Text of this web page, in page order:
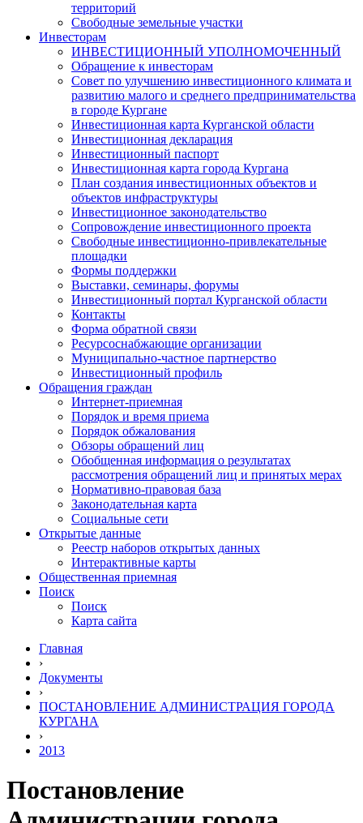
территорий
Свободные земельные участки
Инвесторам
ИНВЕСТИЦИОННЫЙ УПОЛНОМОЧЕННЫЙ
Обращение к инвесторам
Совет по улучшению инвестиционного климата и
развитию малого и среднего предпринимательства
в городе Кургане
Инвестиционная карта Курганской области
Инвестиционная декларация
Инвестиционный паспорт
Инвестиционная карта города Кургана
План создания инвестиционных объектов и
объектов инфраструктуры
Инвестиционное законодательство
Сопровождение инвестиционного проекта
Свободные инвестиционно-привлекательные
площадки
Формы поддержки
Выставки, семинары, форумы
Инвестиционный портал Курганской области
Контакты
Форма обратной связи
Ресурсоснабжающие организации
Муниципально-частное партнерство
Инвестиционный профиль
Обращения граждан
Интернет-приемная
Порядок и время приема
Порядок обжалования
Обзоры обращений лиц
Обобщенная информация о результатах
рассмотрения обращений лиц и принятых мерах
Нормативно-правовая база
Законодательная карта
Социальные сети
Открытые данные
Реестр наборов открытых данных
Интерактивные карты
Общественная приемная
Поиск
Поиск
Карта сайта
Главная
›
Документы
›
ПОСТАНОВЛЕНИЕ АДМИНИСТРАЦИЯ ГОРОДА
КУРГАНА
›
2013
Постановление